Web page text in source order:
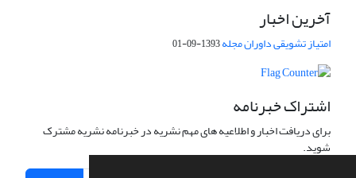
آخرین اخبار
امتیاز تشویقی داوران مجله1393-09-01
اشتراک خبرنامه
برای دریافت اخبار و اطلاعیه های مهم نشریه در خبرنامه نشریه مشترک
شوید.